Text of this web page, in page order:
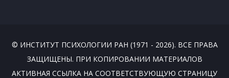
© ИНСТИТУТ ПСИХОЛОГИИ РАН (1971 - 2026). ВСЕ ПРАВА
ЗАЩИЩЕНЫ. ПРИ КОПИРОВАНИИ МАТЕРИАЛОВ
АКТИВНАЯ ССЫЛКА НА СООТВЕТСТВУЮЩУЮ СТРАНИЦУ